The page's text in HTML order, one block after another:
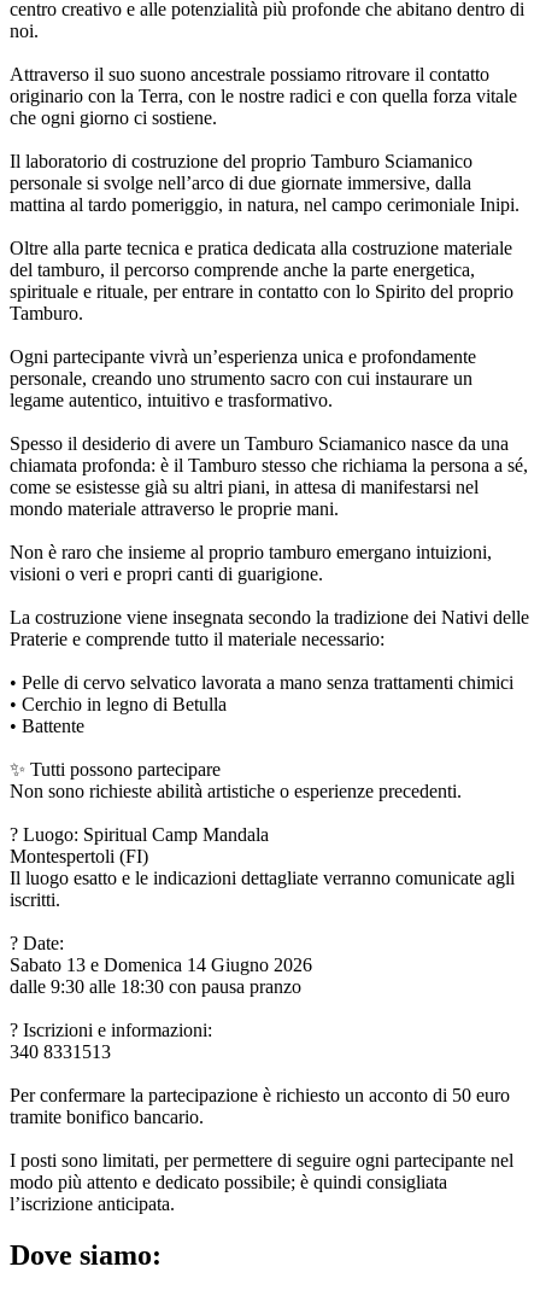
centro creativo e alle potenzialità più profonde che abitano dentro di
noi.
Attraverso il suo suono ancestrale possiamo ritrovare il contatto
originario con la Terra, con le nostre radici e con quella forza vitale
che ogni giorno ci sostiene.
Il laboratorio di costruzione del proprio Tamburo Sciamanico
personale si svolge nell’arco di due giornate immersive, dalla
mattina al tardo pomeriggio, in natura, nel campo cerimoniale Inipi.
Oltre alla parte tecnica e pratica dedicata alla costruzione materiale
del tamburo, il percorso comprende anche la parte energetica,
spirituale e rituale, per entrare in contatto con lo Spirito del proprio
Tamburo.
Ogni partecipante vivrà un’esperienza unica e profondamente
personale, creando uno strumento sacro con cui instaurare un
legame autentico, intuitivo e trasformativo.
Spesso il desiderio di avere un Tamburo Sciamanico nasce da una
chiamata profonda: è il Tamburo stesso che richiama la persona a sé,
come se esistesse già su altri piani, in attesa di manifestarsi nel
mondo materiale attraverso le proprie mani.
Non è raro che insieme al proprio tamburo emergano intuizioni,
visioni o veri e propri canti di guarigione.
La costruzione viene insegnata secondo la tradizione dei Nativi delle
Praterie e comprende tutto il materiale necessario:
• Pelle di cervo selvatico lavorata a mano senza trattamenti chimici
• Cerchio in legno di Betulla
• Battente
✨ Tutti possono partecipare
Non sono richieste abilità artistiche o esperienze precedenti.
? Luogo: Spiritual Camp Mandala
Montespertoli (FI)
Il luogo esatto e le indicazioni dettagliate verranno comunicate agli
iscritti.
? Date:
Sabato 13 e Domenica 14 Giugno 2026
dalle 9:30 alle 18:30 con pausa pranzo
? Iscrizioni e informazioni:
340 8331513
Per confermare la partecipazione è richiesto un acconto di 50 euro
tramite bonifico bancario.
I posti sono limitati, per permettere di seguire ogni partecipante nel
modo più attento e dedicato possibile; è quindi consigliata
l’iscrizione anticipata.
Dove siamo: